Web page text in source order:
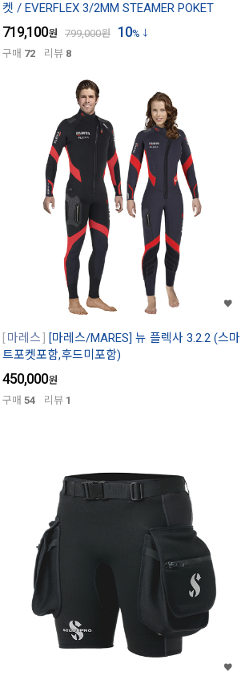
켓 / EVERFLEX 3/2MM STEAMER POKET
719,100원 799,000원 10%
구매 72 리뷰 8
마레스
[마레스/MARES] 뉴 플렉사 3.2.2 (스마
트포켓포함,후드미포함)
450,000원
구매 54 리뷰 1